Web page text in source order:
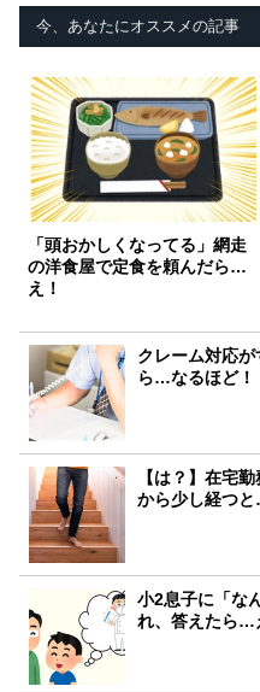
今、あなたにオススメの記事
「頭おかしくなってる」網走
の洋食屋で定食を頼んだら…
え！
クレーム対応
ら…なるほど！
【は？】在宅
から少し経つ
小2息子に「な
れ、答えたら…